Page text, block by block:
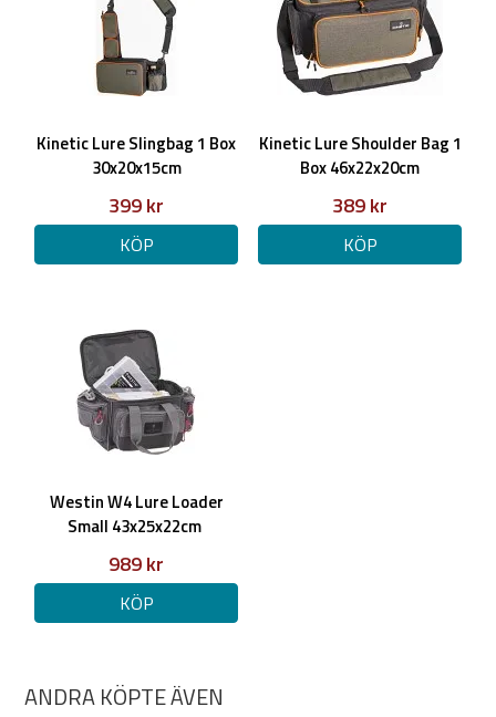
Kinetic Lure Slingbag 1 Box
30x20x15cm
399 kr
KÖP
Kinetic Lure Shoulder Bag 1
Box 46x22x20cm
389 kr
KÖP
Westin W4 Lure Loader
Small 43x25x22cm
989 kr
KÖP
ANDRA KÖPTE ÄVEN